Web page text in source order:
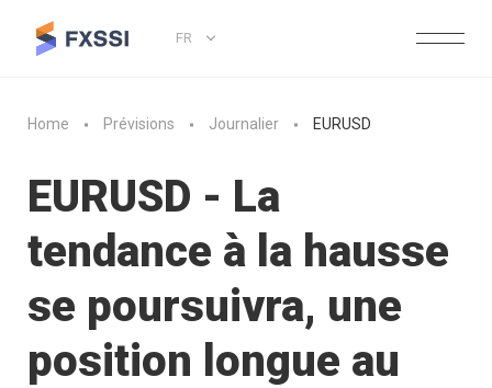
FR
Home Prévisions Journalier EURUSD
EURUSD - La
tendance à la hausse
se poursuivra, une
position longue au